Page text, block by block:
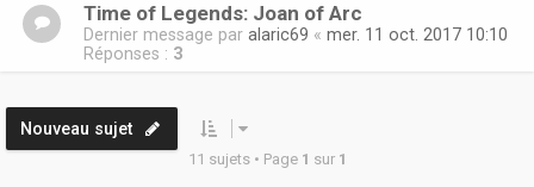
Time of Legends: Joan of Arc
Dernier message par alaric69 « mer. 11 oct. 2017 10:10
Réponses : 3
Nouveau sujet
11 sujets • Page 1 sur 1